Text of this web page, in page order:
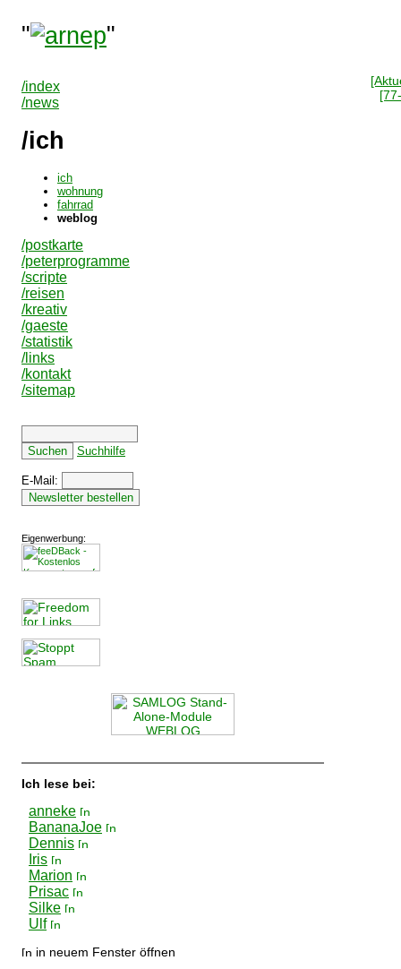
" "
/index
/news
/ich
ich
wohnung
fahrrad
weblog
/postkarte
/peterprogramme
/scripte
/reisen
/kreativ
/gaeste
/statistik
/links
/kontakt
/sitemap
Suchhilfe
E-Mail:
Eigenwerbung:
Ich lese bei:
anneke
BananaJoe
Dennis
Iris
Marion
Prisac
Silke
Ulf
in neuem Fenster öffnen